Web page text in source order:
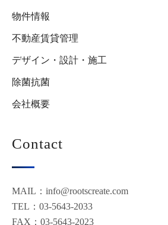
物件情報
不動産賃貸管理
デザイン・設計・施工
除菌抗菌
会社概要
Contact
MAIL：info@rootscreate.com
TEL：03-5643-2033
FAX：03-5643-2023